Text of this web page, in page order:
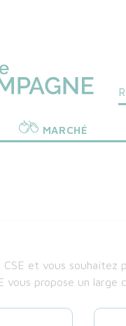
CC
MARCHÉ
et vous
vous propose un